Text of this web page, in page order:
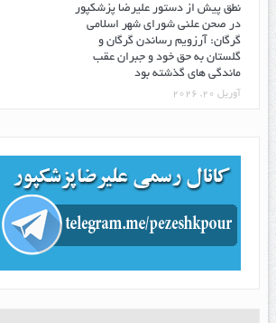
نطق پیش از دستور علیرضا پزشکپور
در صحن علنی شورای شهر اسلامی
گرگان: آرزویم رساندن گرگان و
گلستان به حق خود و جبران عقب
ماندگی های گذشته بود
آوریل 20, 2026